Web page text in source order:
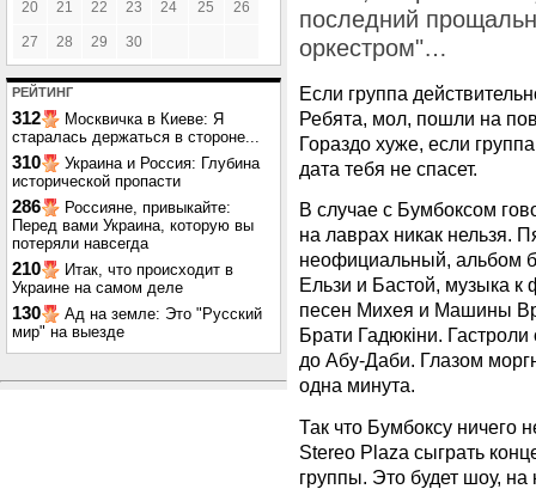
20 21 22 23 24 25 26
27 28 29 30
РЕЙТИНГ
312
Москвичка в Киеве: Я
старалась держаться в стороне...
310
Украина и Россия: Глубина
исторической пропасти
286
Россияне, привыкайте:
Перед вами Украина, которую вы
потеряли навсегда
210
Итак, что происходит в
Украине на самом деле
130
Ад на земле: Это "Русский
мир" на выезде
последний
оркестром"…
Если группа
Ребята, мол, пошли на
Гораздо хуже, если
дата тебя не спасет.
В случае с Бумбоксом
на лаврах никак нельзя.
неофициальный, альбом
Ельзи и Бастой, музыка
песен Михея и Машины
Брати Гадюкіни.
до Абу-Даби. Глазом
одна минута.
Так что Бумбоксу ничего
Stereo Plaza сыграть
группы. Это будет шоу,